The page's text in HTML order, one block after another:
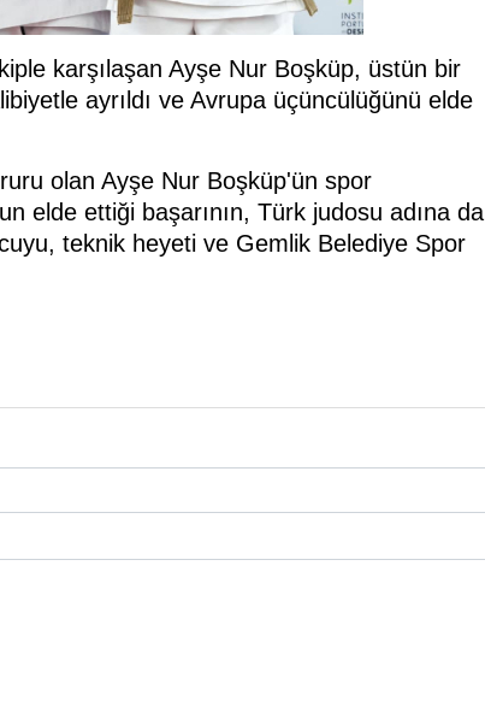
karşılaşan Ayşe Nur Boşküp, üstün bir
ayrıldı ve Avrupa üçüncülüğünü elde
olan Ayşe Nur Boşküp'ün spor
elde ettiği başarının, Türk judosu adına da
teknik heyeti ve Gemlik Belediye Spor